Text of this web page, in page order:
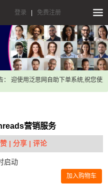
登录 免费注册
迎使用泛思网自助下单系统,祝您使用
营销服务
| 分享 | 评论
启动
加入购物车